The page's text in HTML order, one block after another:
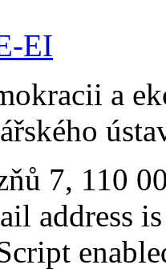
EI
a
7, 110
address